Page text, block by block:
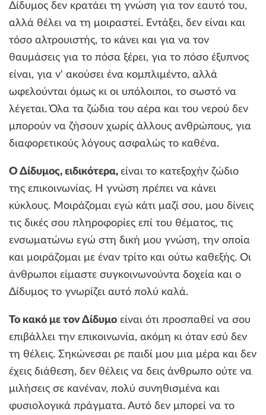
Δίδυμος δεν κρατάει τη γνώση για τον εαυτό του,
αλλά θέλει να τη μοιραστεί. Εντάξει, δεν είναι και
τόσο αλτρουιστής, το κάνει και για να τον
θαυμάσεις για το πόσα ξέρει, για το πόσο έξυπνος
είναι, για ν' ακούσει ένα κομπλιμέντο, αλλά
ωφελούνται όμως κι οι υπόλοιποι, το σωστό να
λέγεται. Όλα τα ζώδια του αέρα και του νερού δεν
μπορούν να ζήσουν χωρίς άλλους ανθρώπους, για
διαφορετικούς λόγους ασφαλώς το καθένα.
Ο Δίδυμος, ειδικότερα, είναι το κατεξοχήν ζώδιο
της επικοινωνίας. Η γνώση πρέπει να κάνει
κύκλους. Μοιράζομαι εγώ κάτι μαζί σου, μου δίνεις
τις δικές σου πληροφορίες επί του θέματος, τις
ενσωματώνω εγώ στη δική μου γνώση, την οποία
και μοιράζομαι με έναν τρίτο και ούτω καθεξής. Οι
άνθρωποι είμαστε συγκοινωνούντα δοχεία και ο
Δίδυμος το γνωρίζει αυτό πολύ καλά.
Το κακό με τον Δίδυμο είναι ότι προσπαθεί να σου
επιβάλλει την επικοινωνία, ακόμη κι όταν εσύ δεν
τη θέλεις. Σηκώνεσαι ρε παιδί μου μια μέρα και δεν
έχεις διάθεση, δεν θέλεις να δεις άνθρωπο ούτε να
μιλήσεις σε κανέναν, πολύ συνηθισμένα και
φυσιολογικά πράγματα. Αυτό δεν μπορεί να το